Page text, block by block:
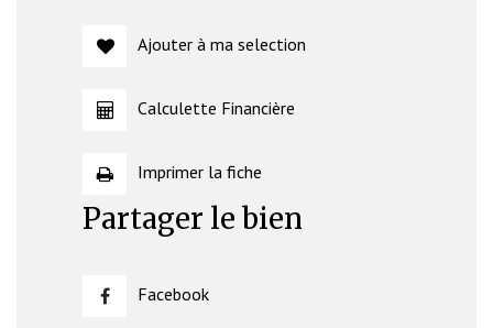
Ajouter à ma selection
Calculette Financière
Imprimer la fiche
Partager le bien
Facebook